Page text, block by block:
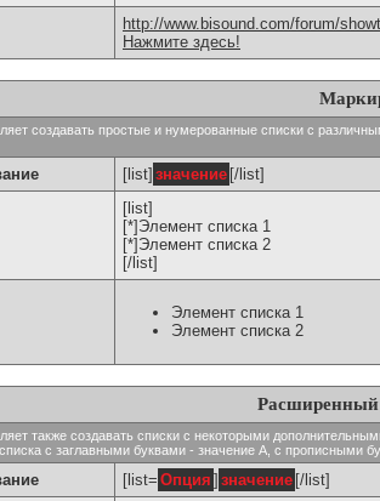
http://www.bisound.com/forum/
Нажмите здесь!
создавать простые и нумерованные списки с
[list] значение [/list]
[list]
[*]Элемент списка 1
[*]Элемент списка 2
[/list]
Элемент списка 1
Элемент списка 2
Расширенный
также создавать списки с некоторыми
с заглавными буквами - значение A, с прописными
[list= Опция ] значение [/list]